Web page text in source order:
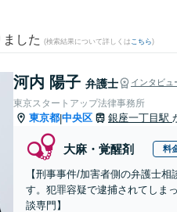
した (検索結果について詳しくは こちら)
河内 陽子 弁護士 インタビュ
東京スタートアップ法律事務所
東京都|中央区 銀座一丁目駅
大麻・覚醒剤 料
【刑事事件/加害者側の弁護士
す。犯罪容疑で逮捕されてしま
談専門】